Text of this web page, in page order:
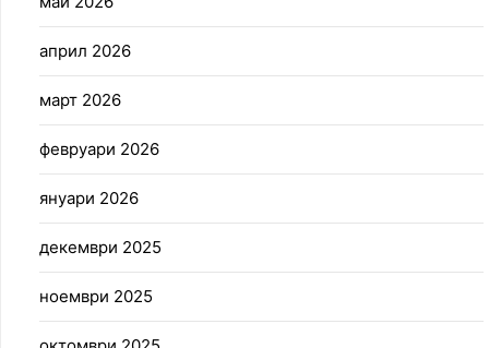
април 2026
март 2026
февруари 2026
януари 2026
декември 2025
ноември 2025